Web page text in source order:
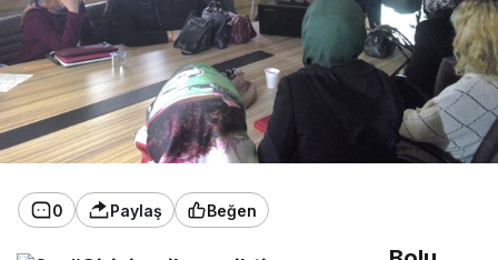
0 Paylaş Beğen